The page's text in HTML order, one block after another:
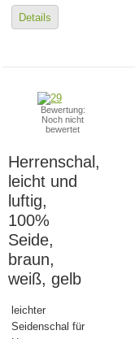
Details
Bewertung:
Noch nicht
bewertet
Herrenschal,
leicht und
luftig,
100%
Seide,
braun,
weiß, gelb
leichter
Seidenschal für